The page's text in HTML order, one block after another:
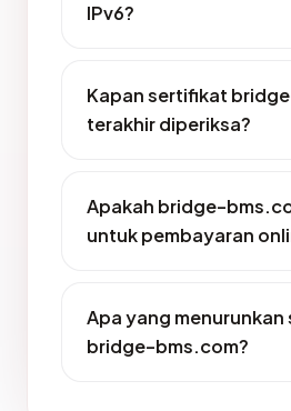
IPv6?
Kapan sertifikat
terakhir diperiksa?
Apakah bridge-
untuk pembayaran
Apa yang menurunkan
bridge-bms.com?